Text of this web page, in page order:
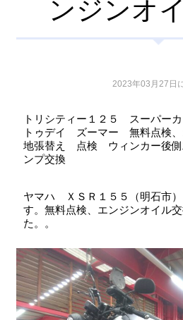
ンジンオ
2023年03月27日
トリシティー１２５ スーパー
トゥデイ ズーマー 無料点検
地張替え 点検 ウィンカー後側
ンプ交換
ヤマハ ＸＳＲ１５５（明石市
す。無料点検、エンジンオイル
た。。